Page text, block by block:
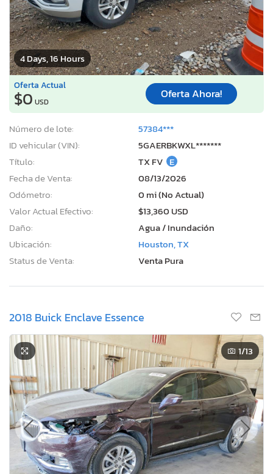
4 Days, 16 Hours
Oferta Actual
$0 USD
Oferta Ahora!
Número de lote:
57384***
ID vehicular (VIN):
5GAERBKWXL*******
Título:
TX FV E
Fecha de Venta:
08/13/2026
Odómetro:
0 mi (No Actual)
Valor Actual Efectivo:
$13,360 USD
Daño:
Agua / Inundación
Ubicación:
Houston, TX
Status de Venta:
Venta Pura
2018 Buick Enclave Essence
1/13